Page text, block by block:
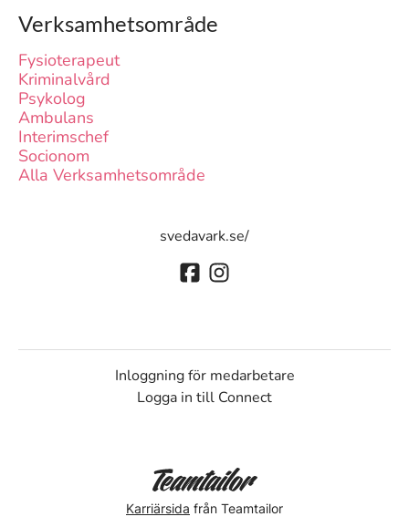
Verksamhetsområde
Fysioterapeut
Kriminalvård
Psykolog
Ambulans
Interimschef
Socionom
Alla Verksamhetsområde
svedavark.se/
Inloggning för medarbetare
Logga in till Connect
Karriärsida från Teamtailor